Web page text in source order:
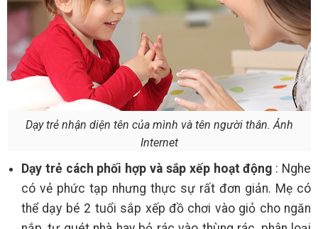
Dạy trẻ nhận diện tên của mình và tên người thân. Ảnh
Internet
Dạy trẻ cách phối hợp và sắp xếp hoạt động : Nghe
có vẻ phức tạp nhưng thực sự rất đơn giản. Mẹ có
thể dạy bé 2 tuổi sắp xếp đồ chơi vào giỏ cho ngăn